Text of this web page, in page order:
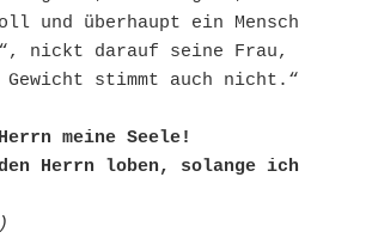
und überhaupt ein Mensch
nickt darauf seine Frau,
Gewicht stimmt auch nicht.“
meine Seele!
Herrn loben, solange ich